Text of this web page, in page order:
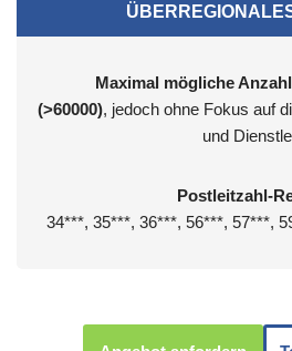
Maximal mögliche
(>60000), jedoch ohne Fokus auf
und
Postleitzahl-
34***, 35***, 36***, 56***, 57***,